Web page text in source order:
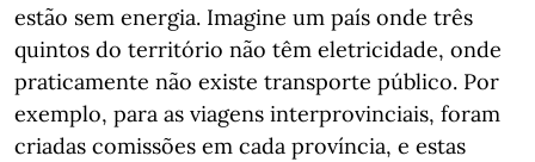
estão sem energia. Imagine um país onde três
quintos do território não têm eletricidade, onde
praticamente não existe transporte público. Por
exemplo, para as viagens interprovinciais, foram
criadas comissões em cada província, e estas